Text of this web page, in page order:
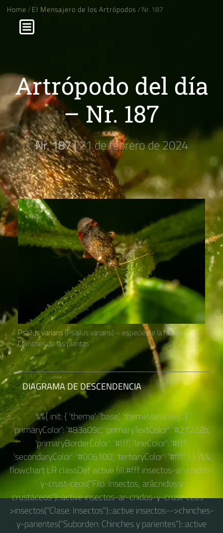
Home/El Mensajero de los Artrópodos / Nr. 187
Artrópodo del día
– Nr. 187
Nr. 187 |21 de febrero de 2024
Psallus varians(Psallus varians) – especie de la familia
Chinches de las plantas
DIAGRAMA DE DESCENDENCIA
%%{ init: { 'theme': 'base', 'themeVariables': {
'primaryColor': '#83a09c', 'primaryTextColor': '#212d2b',
'primaryBorderColor': '#fff', 'lineColor': '#fff',
'secondaryColor': '#006100', 'tertiaryColor': '#fff' } } }%%
flowchart LR classDef active fill:#fff insectos-ar-cnidos-
y-crust-ceos("Filo: Insectos, arácnidos y
crustáceos"):::active insectos-ar-cnidos-y-crust-ceos--
>insectos("Clase: Insectos"):::active insectos-->chinches-
y-parientes("Suborden: Chinches y parientes"):::active